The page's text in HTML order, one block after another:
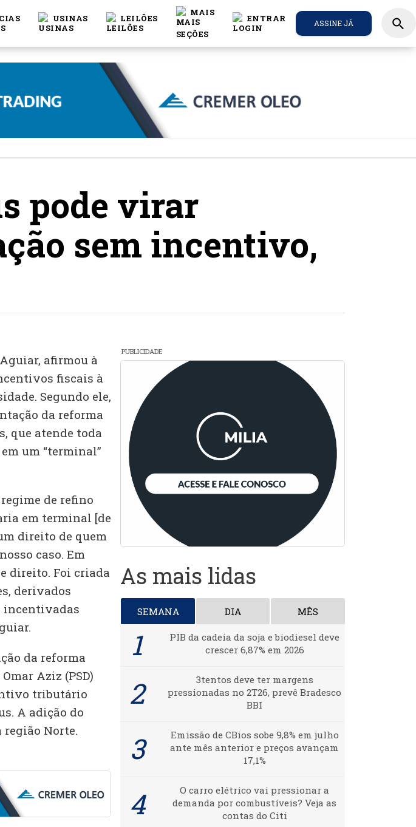
USINAS LEILÕES
MAIS
ENTRAR ASSINE JÁ search
pode virar
sem incentivo,
afirmou à
fiscais à
Segundo ele,
da reforma
que atende toda
um “terminal”
de refino
em terminal [de
direito de quem
caso. Em
direito. Foi criada
derivados
incentivadas
da reforma
Aziz (PSD)
tributário
A adição do
região Norte.
PUBLICIDADE
As mais lidas
SEMANA DIA MÊS
PIB da cadeia da soja e biodiesel deve
crescer 6,87% em 2026
3tentos deve ter margens
pressionadas no 2T26, prevê Bradesco
BBI
Emissão de CBios sobe 9,8% em julho
ante mês anterior e preços avançam
17,1%
O carro elétrico vai pressionar a
demanda por combustíveis? Veja as
contas do Citi